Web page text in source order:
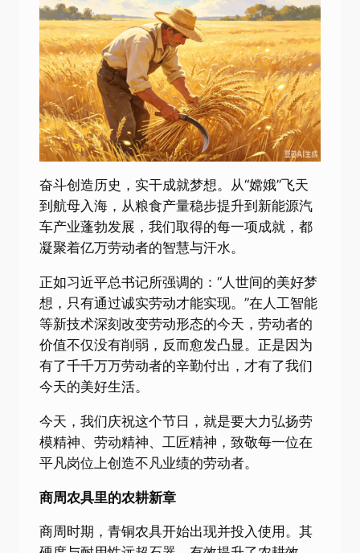
奋斗创造历史，实干成就梦想。从“嫦娥”飞天
到航母入海，从粮食产量稳步提升到新能源汽
车产业蓬勃发展，我们取得的每一项成就，都
凝聚着亿万劳动者的智慧与汗水。
正如习近平总书记所强调的：“人世间的美好梦
想，只有通过诚实劳动才能实现。”在人工智能
等新技术深刻改变劳动形态的今天，劳动者的
价值不仅没有削弱，反而愈发凸显。正是因为
有了千千万万劳动者的辛勤付出，才有了我们
今天的美好生活。
今天，我们庆祝这个节日，就是要大力弘扬劳
模精神、劳动精神、工匠精神，致敬每一位在
平凡岗位上创造不凡业绩的劳动者。
商周农具里的农耕新章
商周时期，青铜农具开始出现并投入使用。其